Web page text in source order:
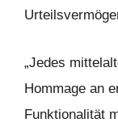
„Jedes
Hommage an
Funktionalität